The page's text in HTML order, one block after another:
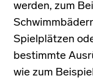
werden, zum
Spielplätzen
bestimmte
wie zum